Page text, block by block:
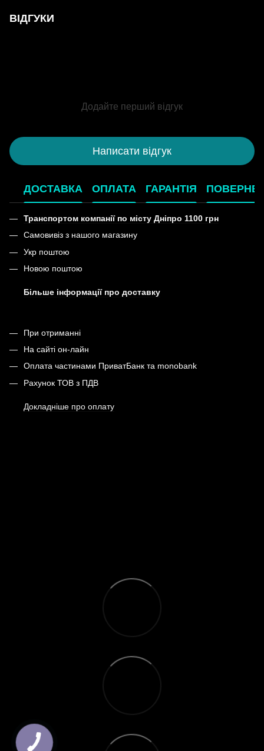
ВІДГУКИ
Додайте перший відгук
Написати відгук
ДОСТАВКА ОПЛАТА ГАРАНТІЯ
Транспортом компанії по місту Дніпро 1100 грн
Самовивіз з нашого магазину
Укр поштою
Новою поштою
Більше інформації про доставку
При отриманні
На сайті он-лайн
Оплата частинами ПриватБанк та monobank
Рахунок ТОВ з ПДВ
Докладніше про оплату